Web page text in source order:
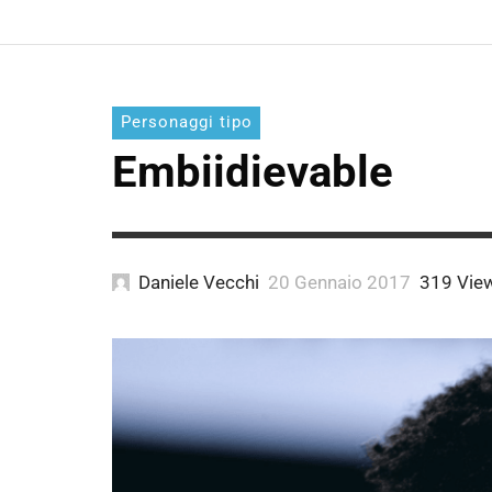
Personaggi tipo
Embiidievable
Daniele Vecchi 20 Gennaio 2017 319